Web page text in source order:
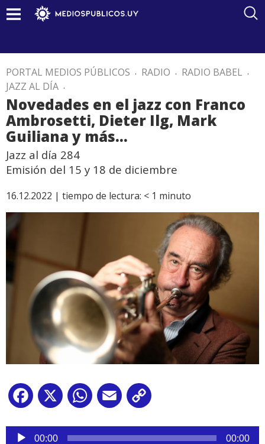
PORTAL MEDIOS PÚBLICOS . RADIO . RADIO BABEL .
JAZZ AL DÍA .
Novedades en el jazz con Franco
Ambrosetti, Dieter Ilg, Mark
Guiliana y más…
Jazz al día 284
Emisión del 15 y 18 de diciembre
16.12.2022 | tiempo de lectura: < 1 minuto
Facebook
X WhatsApp
Email
Reproductor
00:00 00:00